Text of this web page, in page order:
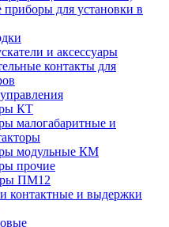
для установки в
и аксессуары
контакты для
КТ
малогабаритные и
модульные КМ
прочие
ПМ12
контактные и выдержки